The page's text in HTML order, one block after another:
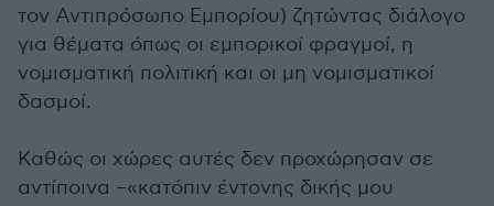
τον Αντιπρόσωπο Εμπορίου) ζητώντας διάλογο
για θέματα όπως οι εμπορικοί φραγμοί, η
νομισματική πολιτική και οι μη νομισματικοί
δασμοί.
Καθώς οι χώρες αυτές δεν προχώρησαν σε
αντίποινα –«κατόπιν έντονης δικής μου